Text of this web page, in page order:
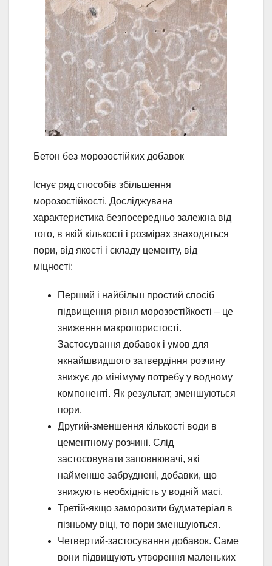
Бетон без морозостійких добавок
Існує ряд способів збільшення
морозостійкості. Досліджувана
характеристика безпосередньо залежна від
того, в якій кількості і розмірах знаходяться
пори, від якості і складу цементу, від
міцності:
Перший і найбільш простий спосіб
підвищення рівня морозостійкості – це
зниження макропористості.
Застосування добавок і умов для
якнайшвидшого затвердіння розчину
знижує до мінімуму потребу у водному
компоненті. Як результат, зменшуються
пори.
Другий-зменшення кількості води в
цементному розчині. Слід
застосовувати заповнювачі, які
найменше забруднені, добавки, що
знижують необхідність у водній масі.
Третій-якщо заморозити будматеріал в
пізньому віці, то пори зменшуються.
Четвертий-застосування добавок. Саме
вони підвищують утворення маленьких